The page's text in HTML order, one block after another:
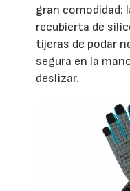
gran comodidad:
recubierta de
tijeras de podar
segura en la
deslizar.